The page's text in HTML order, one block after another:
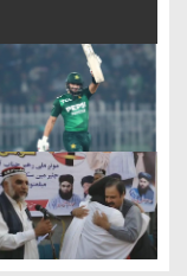
a
v
i
g
a